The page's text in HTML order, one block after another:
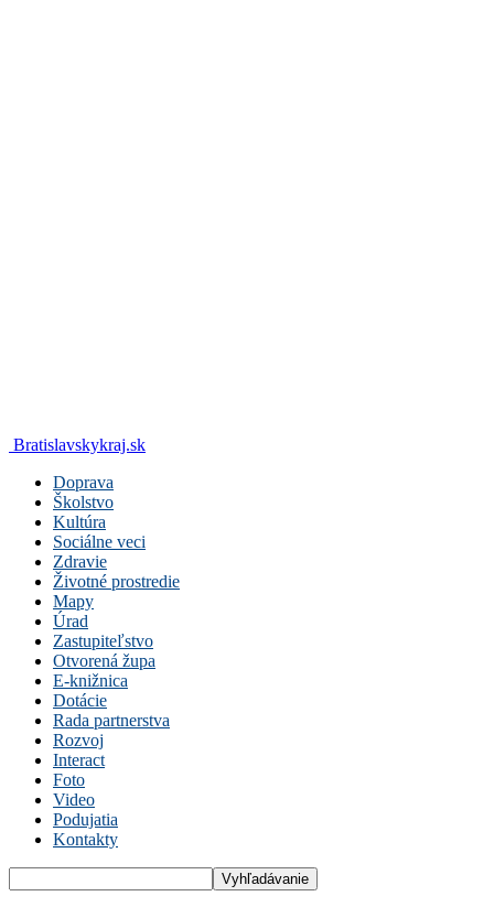
Bratislavskykraj.sk
Doprava
Školstvo
Kultúra
Sociálne veci
Zdravie
Životné prostredie
Mapy
Úrad
Zastupiteľstvo
Otvorená župa
E-knižnica
Dotácie
Rada partnerstva
Rozvoj
Interact
Foto
Video
Podujatia
Kontakty